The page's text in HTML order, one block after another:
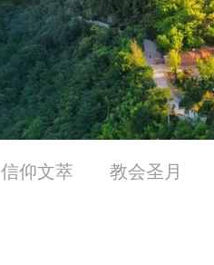
信仰文萃 教会圣月